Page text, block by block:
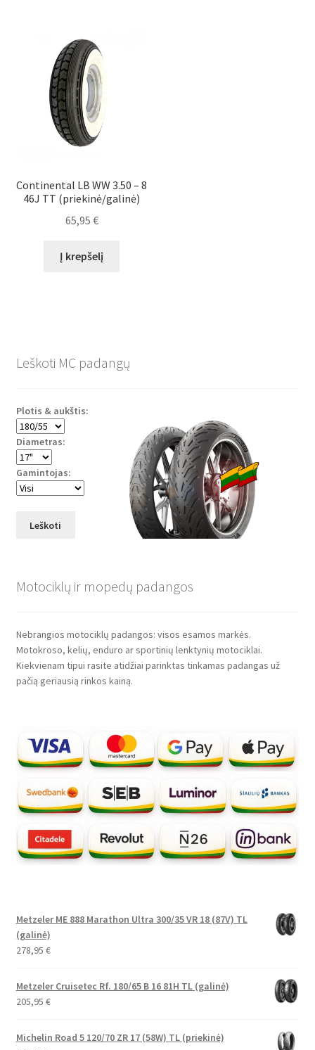
Continental LB WW 3.50 – 8
46J TT (priekinė/galinė)
65,95 €
Į krepšelį
Leškoti MC padangų
Plotis & aukštis:
Diametras:
Gamintojas:
Leškoti
Motociklų ir mopedų padangos
Nebrangios motociklų padangos: visos esamos markės.
Motokroso, kelių, enduro ar sportinių lenktynių motociklai.
Kiekvienam tipui rasite atidžiai parinktas tinkamas padangas už
pačią geriausią rinkos kainą.
Metzeler ME 888 Marathon Ultra 300/35 VR 18 (87V) TL
(galinė)
278,95 €
Metzeler Cruisetec Rf. 180/65 B 16 81H TL (galinė)
205,95 €
Michelin Road 5 120/70 ZR 17 (58W) TL (priekinė)